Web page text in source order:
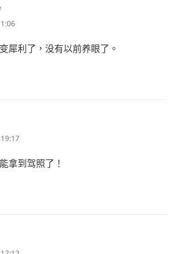
示:
犀利了，没有以前养眼了。
拿到驾照了！